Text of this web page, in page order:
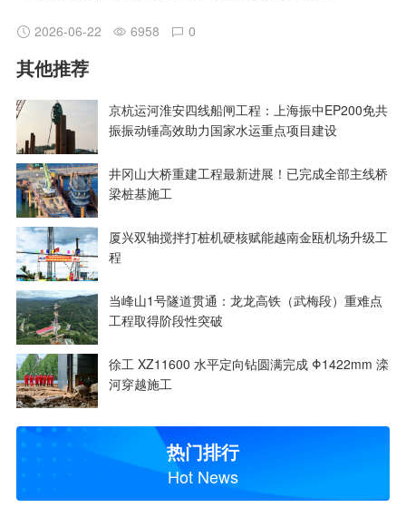
2026-06-22 6958 0
其他推荐
京杭运河淮安四线船闸工程：上海振中EP200免共
振振动锤高效助力国家水运重点项目建设
井冈山大桥重建工程最新进展！已完成全部主线桥
梁桩基施工
厦兴双轴搅拌打桩机硬核赋能越南金瓯机场升级工
程
当峰山1号隧道贯通：龙龙高铁（武梅段）重难点
工程取得阶段性突破
徐工 XZ11600 水平定向钻圆满完成 Φ1422mm 滦
河穿越施工
热门排行
Hot News